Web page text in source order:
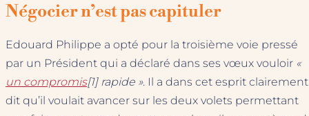
Négocier n’est pas capituler
Edouard Philippe a opté pour la troisième voie pressé
par un Président qui a déclaré dans ses vœux vouloir «
un compromis[1] rapide ». Il a dans cet esprit clairement
dit qu’il voulait avancer sur les deux volets permettant